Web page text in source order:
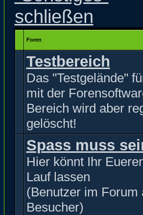
Foren
Testbereich
Das "Testgelände"
mit der
Bereich wird aber
gelöscht!
Spass muss
Hier könnt Ihr
Lauf lassen
(Benutzer im Forum
Besucher)